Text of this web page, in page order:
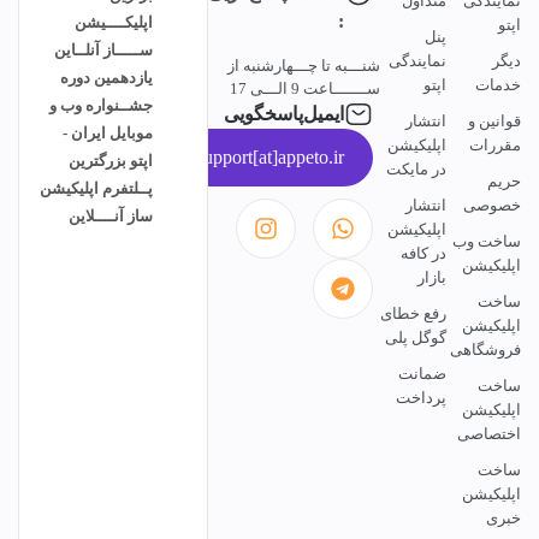
اپتو
دیگر
خدمات
قوانین و
مقررات
حریم
خصوصی
ساخت وب
اپلیکیشن
ساخت
اپلیکیشن
فروشگاهی
ساخت
اپلیکیشن
اختصاصی
ساخت
اپلیکیشن
خبری
پنل
نمایندگی
اپتو
انتشار
اپلیکیشن
در مایکت
انتشار
اپلیکیشن
در کافه
بازار
رفع خطای
گوگل پلی
ضمانت
پرداخت
:
شنـــبه تا چـــهارشنبه از
ســـــــاعت 9 الـــی 17
ایمیل‌پاسخگویی
support[at]appeto.ir
اپلیکــــیشن
ســـــاز آنلــاین
یازدهمین دوره
جشــنواره وب و
موبایل ایران -
اپتو بزرگترین
پــلتفرم اپلیکیشن
ساز آنــــلاین